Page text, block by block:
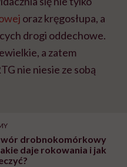
oraz kręgosłupa, a
drogi oddechowe.
a zatem
nie niesie ze sobą
drobnokomórkowy
daje rokowania i jak